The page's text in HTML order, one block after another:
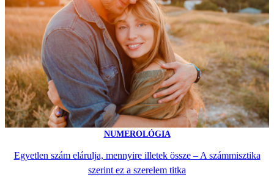
NUMEROLÓGIA
Egyetlen szám elárulja, mennyire illetek össze – A számmisztika
szerint ez a szerelem titka